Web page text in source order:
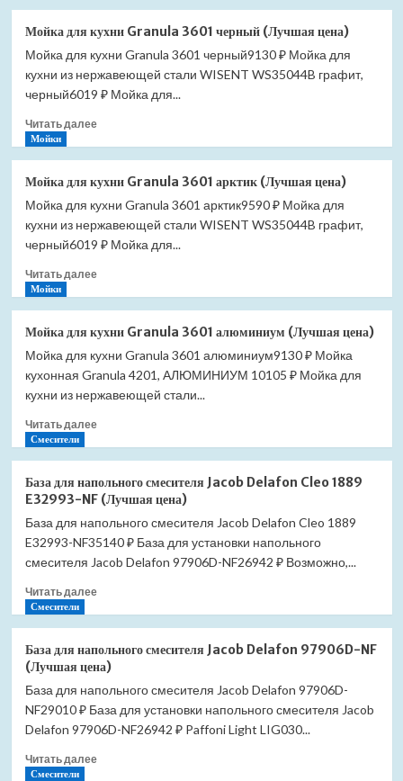
подключения
Lemark
LM03412R
для
полотенцесушителя
цена)
Мойка для кухни Granula 3601 черный (Лучшая цена)
Мойка для кухни Granula 3601 черный9130 ₽ Мойка для
кухни из нержавеющей стали WISENT WS35044B графит,
черный6019 ₽ Мойка для...
Читать далееПрочитать
для
кухни
Granula
3601
(Лучшая
Мойки
Мойка для кухни Granula 3601 арктик (Лучшая цена)
Мойка для кухни Granula 3601 арктик9590 ₽ Мойка для
кухни из нержавеющей стали WISENT WS35044B графит,
черный6019 ₽ Мойка для...
Читать далееПрочитать
для
кухни
Granula
3601
(Лучшая
Мойки
Мойка для кухни Granula 3601 алюминиум (Лучшая цена)
Мойка для кухни Granula 3601 алюминиум9130 ₽ Мойка
кухонная Granula 4201, АЛЮМИНИУМ 10105 ₽ Мойка для
кухни из нержавеющей стали...
Читать далееПрочитать
для
кухни
Granula
3601
алюминиум
цена)
Смесители
База для напольного смесителя Jacob Delafon Cleo 1889
E32993-NF (Лучшая цена)
База для напольного смесителя Jacob Delafon Cleo 1889
E32993-NF35140 ₽ База для установки напольного
смесителя Jacob Delafon 97906D-NF26942 ₽ Возможно,...
Читать далееПрочитать
для
напольного
смесителя
Jacob
Delafon
1889
Смесители
База для напольного смесителя Jacob Delafon 97906D-NF
(Лучшая цена)
База для напольного смесителя Jacob Delafon 97906D-
NF29010 ₽ База для установки напольного смесителя Jacob
Delafon 97906D-NF26942 ₽ Paffoni Light LIG030...
Читать далееПрочитать
Смесители